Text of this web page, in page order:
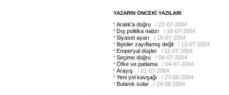
YAZARIN ÖNCEKİ YAZILARI
Aralık'a doğru
/ 22-07-2004
Dış politika nabzı
/ 18-07-2004
Siyaset ayarı
/ 15-07-2004
İlişkiler zayıflamış değil
/ 13-07-2004
Emperyal düşler
/ 11-07-2004
Seçime doğru
/ 08-07-2004
Öfke ve patlama
/ 04-07-2004
Arayış
/ 01-07-2004
Yeni yol kavşağı
/ 27-06-2004
Bulanık sular
/ 24-06-2004